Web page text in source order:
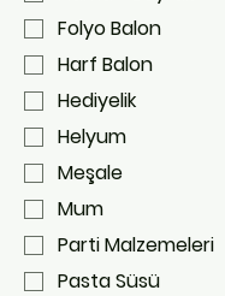
Folyo Balon
Harf Balon
Hediyelik
Helyum
Meşale
Mum
Parti Malzemeleri
Pasta Süsü